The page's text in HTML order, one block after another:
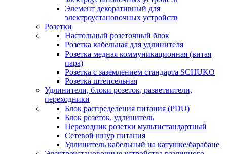
Элемент декоративный для
электроустановочных устройств
Розетки
Настольный розеточный блок
Розетка кабельная для удлинителя
Розетка медная коммуникационная (витая
пара)
Розетка с заземлением стандарта SCHUKO
Розетка штепсельная
Удлинители, блоки розеток, разветвители,
переходники
Блок распределения питания (PDU)
Блок розеток, удлинитель
Переходник розетки мультистандартный
Сетевой шнур питания
Удлинитель кабельный на катушке/барабане